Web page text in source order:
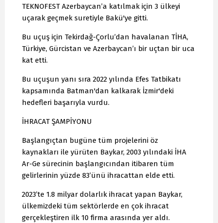
TEKNOFEST Azerbaycan’a katılmak için 3 ülkeyi
uçarak geçmek suretiyle Bakü'ye gitti.
Bu uçuş için Tekirdağ-Çorlu’dan havalanan TİHA,
Türkiye, Gürcistan ve Azerbaycan’ı bir uçtan bir uca
kat etti.
Bu uçuşun yanı sıra 2022 yılında Efes Tatbikatı
kapsamında Batman'dan kalkarak İzmir'deki
hedefleri başarıyla vurdu.
İHRACAT ŞAMPİYONU
Başlangıçtan bugüne tüm projelerini öz
kaynakları ile yürüten Baykar, 2003 yılındaki İHA
Ar-Ge sürecinin başlangıcından itibaren tüm
gelirlerinin yüzde 83’ünü ihracattan elde etti.
2023’te 1.8 milyar dolarlık ihracat yapan Baykar,
ülkemizdeki tüm sektörlerde en çok ihracat
gerçekleştiren ilk 10 firma arasında yer aldı.